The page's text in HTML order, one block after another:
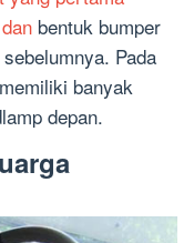
bentuk bumper
Pada
banyak
depan.